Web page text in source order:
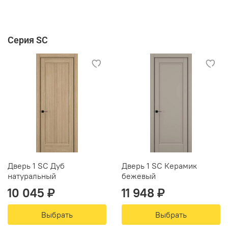
Серия SC
Дверь 1 SC Дуб
натуральный
10 045 ₽
Выбрать
Дверь 1 SC Керамик
бежевый
11 948 ₽
Выбрать